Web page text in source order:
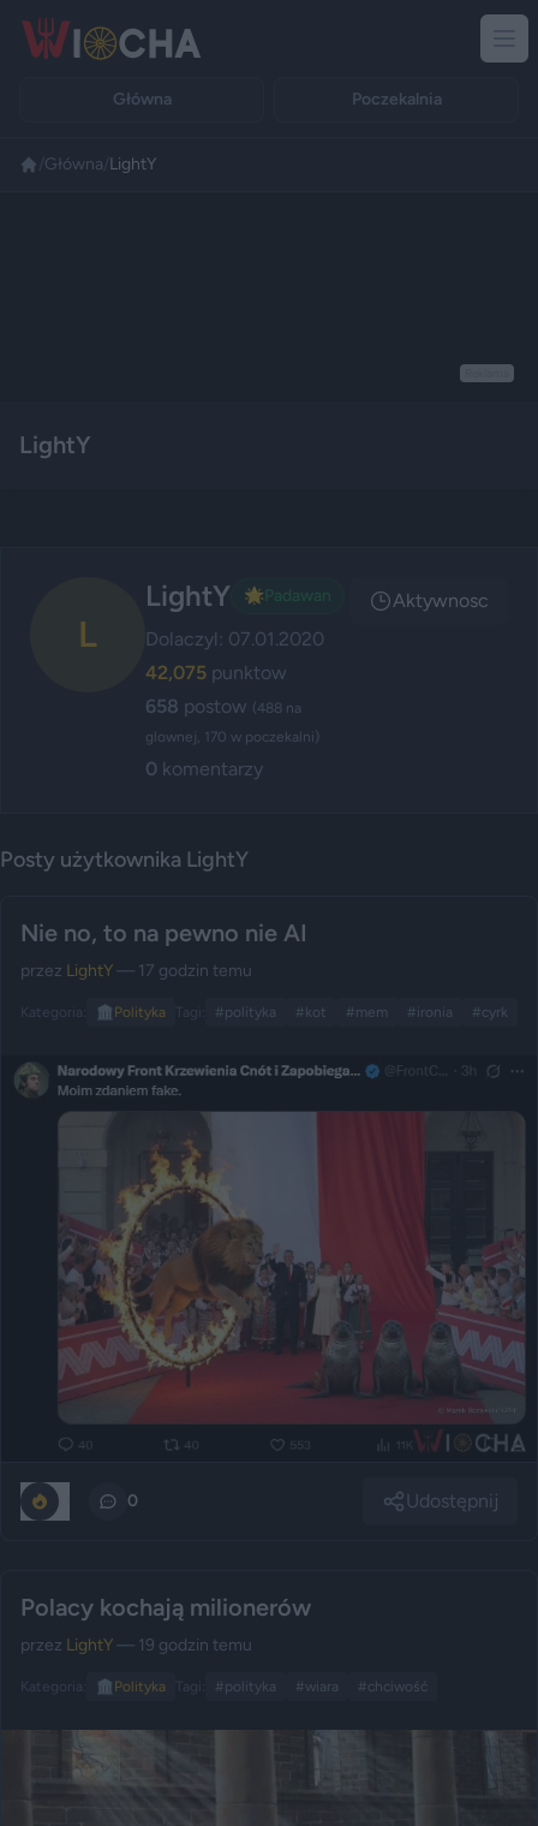
Główna Poczekalnia
Główna LightY
LightY
L
LightY 🌟Padawan
Dolaczyl: 07.01.2020
42,075 punktow
658 postow (488 na
glownej, 170 w poczekalni)
0 komentarzy
Aktywnosc
Posty użytkownika LightY
Nie no, to na pewno nie AI
przez LightY— 17 godzin temu
Kategoria: 🏛️ Polityka Tagi: #polityka #kot #mem #ironia #cyrk
0 Udostępnij
Polacy kochają milionerów
przez LightY— 19 godzin temu
Kategoria: 🏛️ Polityka Tagi: #polityka #wiara #chciwość